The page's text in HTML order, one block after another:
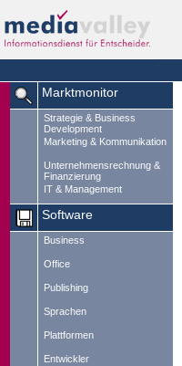
Marktmonitor
Strategie & Business
Development
Marketing & Kommunikation
Unternehmensrechnung &
Finanzierung
IT & Management
Software
Business
Office
Publishing
Sprachen
Plattformen
Entwickler